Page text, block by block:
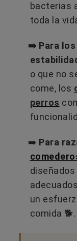
bacterias
toda la
➡️ Para
o que no
come, los
perros
➡️ Para
un
comida 🐕.